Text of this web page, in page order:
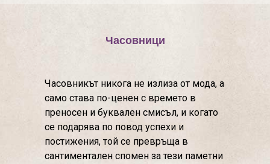
Часовници
Часовникът никога не излиза от мода, а
само става по-ценен с времето в
преносен и буквален смисъл, и когато
се подарява по повод успехи и
постижения, той се превръща в
сантиментален спомен за тези паметни